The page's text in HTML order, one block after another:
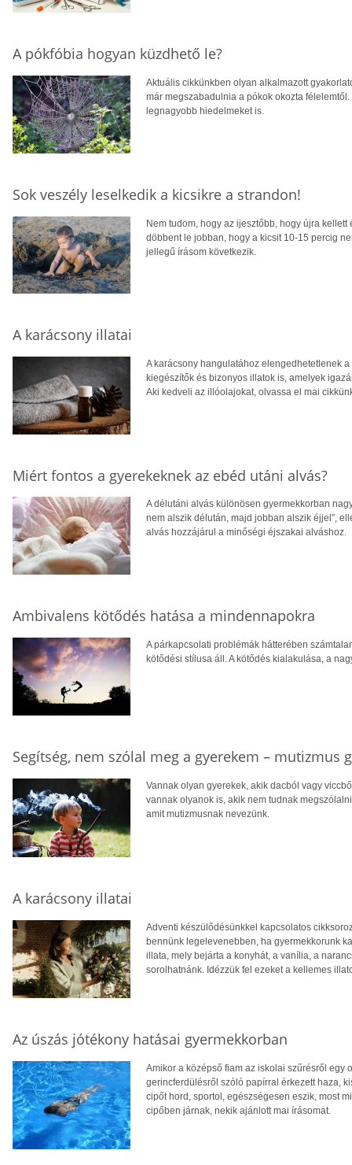
A pókfóbia hogyan küzdhető le?
Aktuális cikkünkben olyan alkalmazott
már megszabadulnia a pókok okozta
legnagyobb hiedelmeket is.
Sok veszély leselkedik a kicsikre a strandon!
Nem tudom, hogy az ijesztőbb, hogy újra
döbbent le jobban, hogy a kicsit 10-15 percig
jellegű írásom következik.
A karácsony illatai
A karácsony hangulatához elengedhetetlenek
kiegészítők és bizonyos illatok is, amelyek
Aki kedveli az illóolajokat, olvassa el mai
Miért fontos a gyerekeknek az ebéd utáni alvás?
A délutáni alvás különösen gyermekkorban
nem alszik délután, majd jobban alszik éjjel”,
alvás hozzájárul a minőségi éjszakai alváshoz.
Ambivalens kötődés hatása a mindennapokra
A párkapcsolati problémák hátterében
kötődési stílusa áll. A kötődés kialakulása, a
Segítség, nem szólal meg a gyerekem – mutizmus
Vannak olyan gyerekek, akik dacból vagy
vannak olyanok is, akik nem tudnak
amit mutizmusnak nevezünk.
A karácsony illatai
Adventi készülődésünkkel kapcsolatos
bennünk legelevenebben, ha gyermekkorunk
illata, mely bejárta a konyhát, a vanília, a
sorolhatnánk. Idézzük fel ezeket a kellemes
Az úszás jótékony hatásai gyermekkorban
Amikor a középső fiam az iskolai szűrésről egy
gerincferdülésről szóló papírral érkezett haza,
cipőt hord, sportol, egészségesen eszik, most
cipőben járnak, nekik ajánlott mai írásomat.